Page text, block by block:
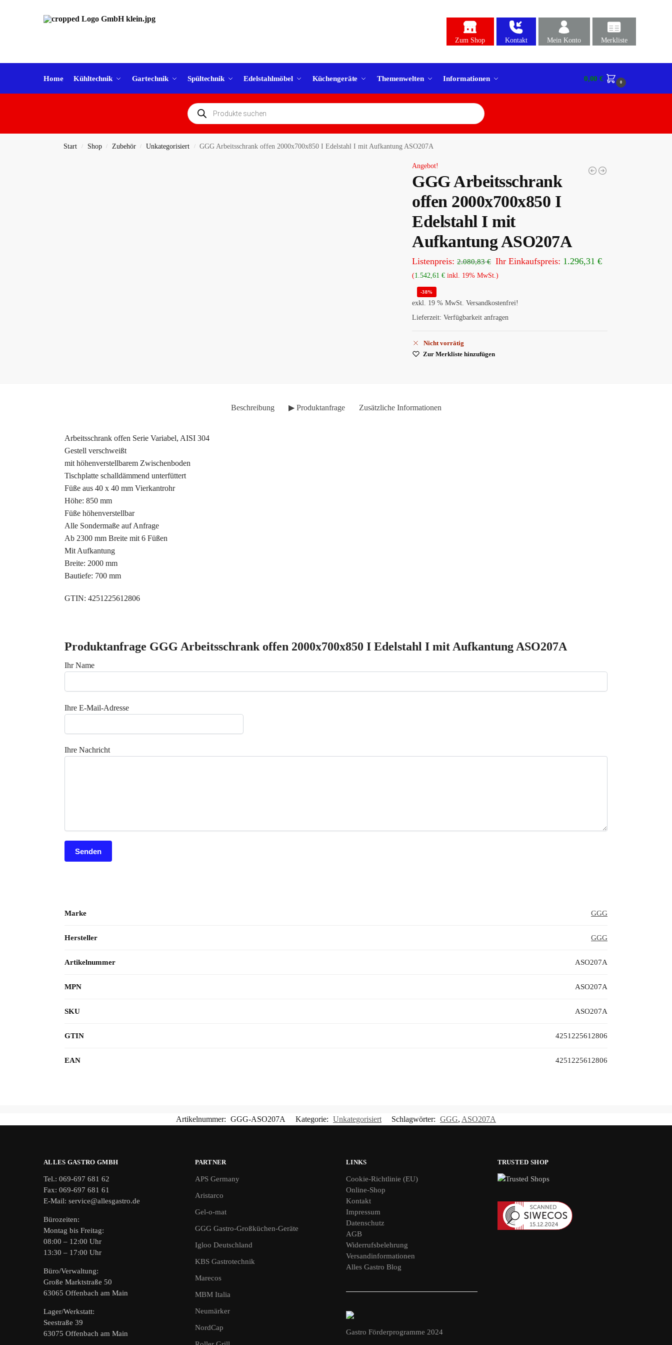
Zum Shop Kontakt Mein Konto Merkliste
Home Kühltechnik Gartechnik Spültechnik Edelstahlmöbel Küchengeräte Themenwelten Informationen 0,00€ 0
Start / Shop / Zubehör / Unkategorisiert / GGG Arbeitsschrank offen 2000x700x850 I Edelstahl I mit Aufkantung ASO207A
Angebot!
GGG Arbeitsschrank
offen 2000x700x850 I
Edelstahl I mit
Aufkantung ASO207A
Listenpreis: 2.080,83€ Ihr Einkaufspreis: 1.296,31€
(1.542,61€ inkl. 19% MwSt.)
-38%
exkl. 19 % MwSt. Versandkostenfrei!
Lieferzeit:Verfügbarkeit anfragen
Nicht vorrätig
Zur Merkliste hinzufügen
Beschreibung ▶ Produktanfrage Zusätzliche Informationen
Arbeitsschrank offen Serie Variabel, AISI 304
Gestell verschweißt
mit höhenverstellbarem Zwischenboden
Tischplatte schalldämmend unterfüttert
Füße aus 40 x 40 mm Vierkantrohr
Höhe: 850 mm
Füße höhenverstellbar
Alle Sondermaße auf Anfrage
Ab 2300 mm Breite mit 6 Füßen
Mit Aufkantung
Breite: 2000 mm
Bautiefe: 700 mm
GTIN: 4251225612806
Produktanfrage GGG Arbeitsschrank offen 2000x700x850 I Edelstahl I mit Aufkantung ASO207A
Ihr Name
Ihre E-Mail-Adresse
Ihre Nachricht
Marke GGG
Hersteller GGG
Artikelnummer ASO207A
MPN ASO207A
SKU ASO207A
GTIN 4251225612806
EAN 4251225612806
Artikelnummer: GGG-ASO207A Kategorie: Unkategorisiert Schlagwörter: GGG, ASO207A
ALLES GASTRO GMBH
Tel.: 069-697 681 62
Fax: 069-697 681 61
E-Mail: service@allesgastro.de
Bürozeiten:
Montag bis Freitag:
08:00 – 12:00 Uhr
13:30 – 17:00 Uhr
Büro/Verwaltung:
Große Marktstraße 50
63065 Offenbach am Main
Lager/Werkstatt:
Seestraße 39
63075 Offenbach am Main
PARTNER
APS Germany
Aristarco
Gel-o-mat
GGG Gastro-Großküchen-Geräte
Igloo Deutschland
KBS Gastrotechnik
Marecos
MBM Italia
Neumärker
NordCap
LINKS
Cookie-Richtlinie (EU)
Online-Shop
Kontakt
Impressum
Datenschutz
AGB
Widerrufsbelehrung
Versandinformationen
Alles Gastro Blog
Gastro Förderprogramme 2024
TRUSTED SHOP